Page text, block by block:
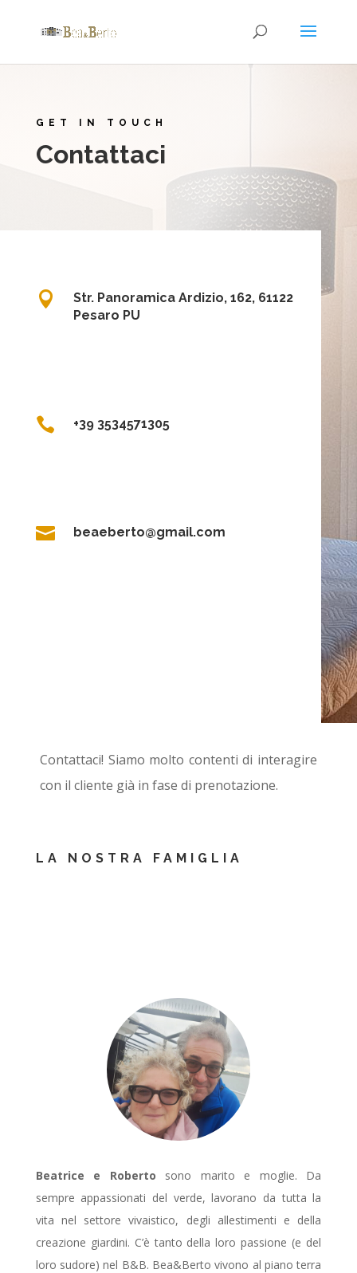
GET IN TOUCH
Contattaci

Str. Panoramica Ardizio, 162, 61122
Pesaro PU
 +39 3534571305
 beaeberto@gmail.com
Contattaci! Siamo molto contenti di interagire
con il cliente già in fase di prenotazione.
LA NOSTRA FAMIGLIA
Beatrice e Roberto sono marito e moglie. Da
sempre appassionati del verde, lavorano da tutta la
vita nel settore vivaistico, degli allestimenti e della
creazione giardini. C’è tanto della loro passione (e del
loro sudore) nel B&B. Bea&Berto vivono al piano terra